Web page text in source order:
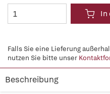
In
Falls Sie eine Lieferung
nutzen Sie bitte unser
Beschreibung